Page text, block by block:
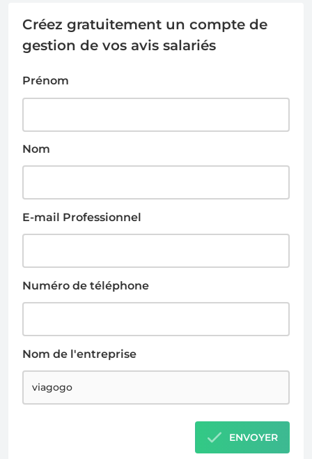
Créez gratuitement un compte de
gestion de vos avis salariés
Prénom
Nom
E-mail Professionnel
Numéro de téléphone
Nom de l'entreprise
ENVOYER